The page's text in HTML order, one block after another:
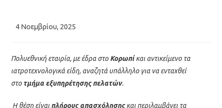
Post
4 Νοεμβρίου, 2025
Πολυεθνική εταιρία, με έδρα στο Κορωπίκαι αντικείμενο τα
ιατροτεχνολογικά είδη, αναζητά υπάλληλο για να ενταχθεί
στο τμήμα εξυπηρέτησης πελατών.
Η θέση είναι πλήρους απασχόλησηςκαι περιλαμβάνει τα